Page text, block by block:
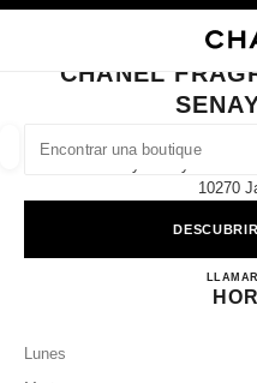
BUSCAR
las sugerencias se muestran
0 Sugerencias disponibles
CERRAR TARJETA DE BOUTIQUE
CHANEL
Senayan City Jalan
10270
LLAMAR
Lunes
filtros
resultado de los filtros por: